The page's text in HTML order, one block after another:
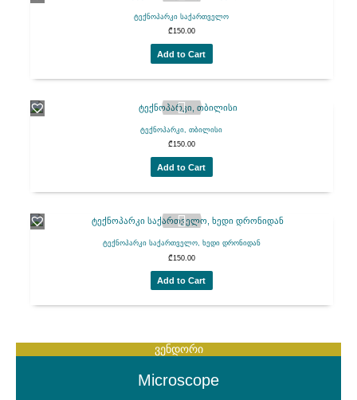
ტექნოპარკი საქართველო
₾150.00
Add to Cart
ტექნოპარკი, თბილისი
₾150.00
Add to Cart
ტექნოპარკი საქართველო, ხედი დრონიდან
₾150.00
Add to Cart
ვენდორი
Microscope